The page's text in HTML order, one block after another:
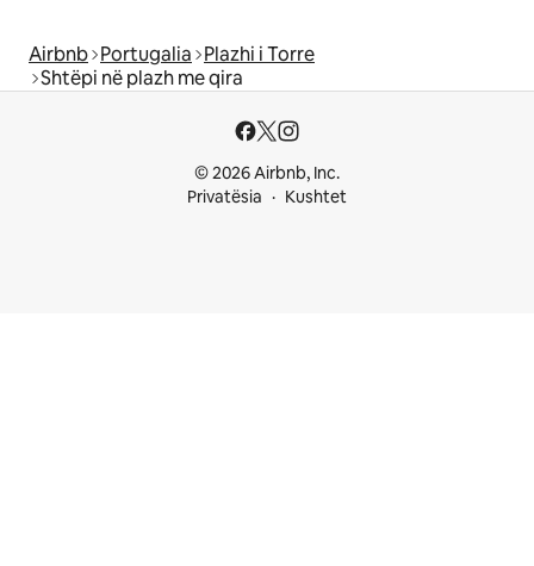
Airbnb Portugalia Plazhi i Torre
Shtëpi në plazh me qira
© 2026 Airbnb, Inc.
Privatësia
Kushtet